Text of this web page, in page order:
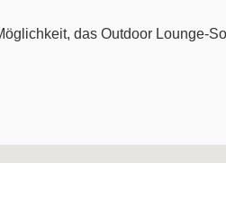
das Outdoor